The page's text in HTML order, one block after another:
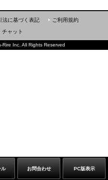
ル お問合わせ PC版表示
法に基づく表記
ご利用規約
チャット
Inc. All Rights Reserved